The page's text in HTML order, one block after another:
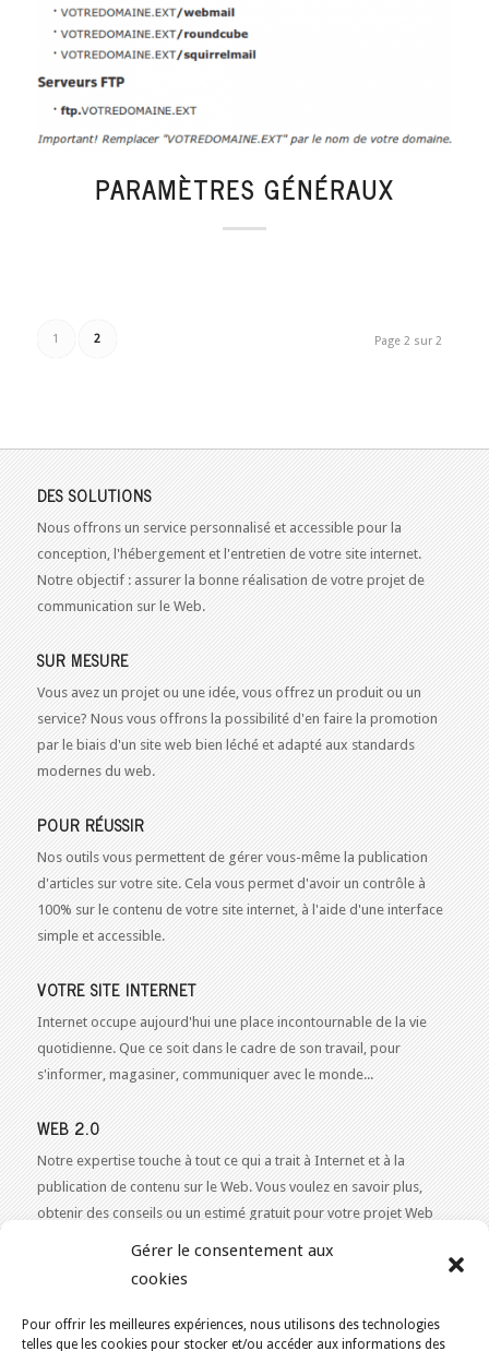
Gérer le consentement aux
cookies
Pour offrir les meilleures expériences, nous utilisons des technologies
telles que les cookies pour stocker et/ou accéder aux informations des
PARAMÈTRES GÉNÉRAUX
Page 2 sur 2
1 2
DES SOLUTIONS
Nous offrons un service personnalisé et accessible pour la
conception, l'hébergement et l'entretien de votre site internet.
Notre objectif : assurer la bonne réalisation de votre projet de
communication sur le Web.
SUR MESURE
Vous avez un projet ou une idée, vous offrez un produit ou un
service? Nous vous offrons la possibilité d'en faire la promotion
par le biais d'un site web bien léché et adapté aux standards
modernes du web.
POUR RÉUSSIR
Nos outils vous permettent de gérer vous-même la publication
d'articles sur votre site. Cela vous permet d'avoir un contrôle à
100% sur le contenu de votre site internet, à l'aide d'une interface
simple et accessible.
VOTRE SITE INTERNET
Internet occupe aujourd'hui une place incontournable de la vie
quotidienne. Que ce soit dans le cadre de son travail, pour
s'informer, magasiner, communiquer avec le monde...
WEB 2.0
Notre expertise touche à tout ce qui a trait à Internet et à la
publication de contenu sur le Web. Vous voulez en savoir plus,
obtenir des conseils ou un estimé gratuit pour votre projet Web